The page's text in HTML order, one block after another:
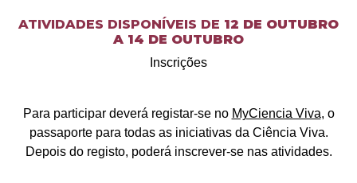
ATIVIDADES DISPONÍVEIS DE 12 DE OUTUBRO
A 14 DE OUTUBRO
Inscrições
Para participar deverá registar-se no MyCiencia Viva, o
passaporte para todas as iniciativas da Ciência Viva.
Depois do registo, poderá inscrever-se nas atividades.